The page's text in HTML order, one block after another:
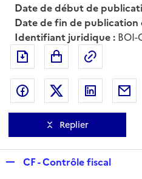
Date de début de
Date de fin de publication
Identifiant juridique : BOI-
Exporter le document
Partager sur Facebook
Partager sur
Replier
CF - Contrôle fiscal